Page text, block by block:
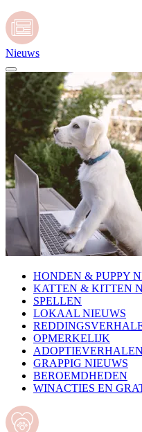
Nieuws
HONDEN & PUPPY
KATTEN & KITTEN
SPELLEN
LOKAAL NIEUWS
OPMERKELIJK
ADOPTIEVERHALEN
GRAPPIG NIEUWS
BEROEMDHEDEN
WINACTIES EN